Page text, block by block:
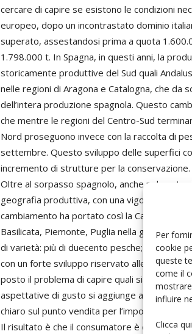
Per
cookie
queste
come il
influire
Clicca
cercare di capire se esistono le condizioni
europeo, dopo un incontrastato dominio
superato, assestandosi prima a quota
1.798.000 t. In Spagna, in questi anni, la
storicamente produttive del Sud quali
nelle regioni di Aragona e Catalogna, che da
dell’intera produzione spagnola. Questo
che mentre le regioni del Centro-Sud
Nord proseguono invece con la raccolta di
settembre. Questo sviluppo delle superfici
incremento di strutture per la conservazione.
Oltre al sorpasso spagnolo, anche nel
geografia produttiva, con una vigorosa
cambiamento ha portato così la Campania al
Basilicata, Piemonte, Puglia nella
di varietà: più di duecento pesche;
con un forte sviluppo riservato alle cultivar
posto il problema di capire quali siano le
aspettative di gusto si aggiunge anche
chiaro sul punto vendita per l’impossibilità di
Il risultato è che il consumatore è confuso